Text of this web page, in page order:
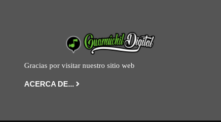
Gracias por visitar nuestro sitio web
ACERCA DE...